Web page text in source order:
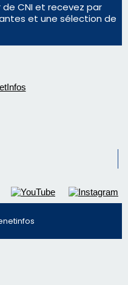
CNI et recevez par
et une sélection de